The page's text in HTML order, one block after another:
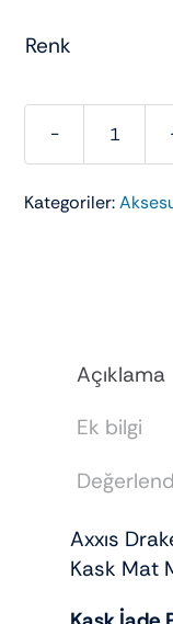
Renk
AXXIS
S
Kask
(SİYAH
VİZÖR
Kategoriler:
Açıklama
Ek bilgi
Axxıs
Kask Mat